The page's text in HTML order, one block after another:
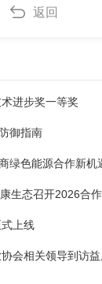
返回
进步奖一等奖
御指南
绿色能源合作新机
生态召开2026合
上线
会相关领导到访